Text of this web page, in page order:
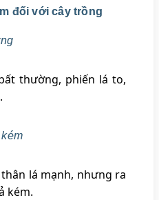
đối với cây trồng
thường, phiến lá to,
lá mạnh, nhưng ra
kém.